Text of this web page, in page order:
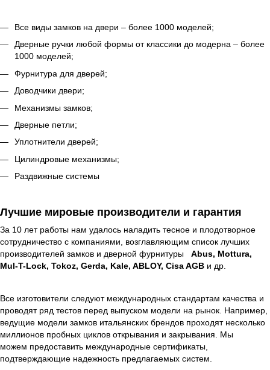
Все виды замков на двери – более 1000 моделей;
Дверные ручки любой формы от классики до модерна – более
1000 моделей;
Фурнитура для дверей;
Доводчики двери;
Механизмы замков;
Дверные петли;
Уплотнители дверей;
Цилиндровые механизмы;
Раздвижные системы
Лучшие мировые производители и гарантия
За 10 лет работы нам удалось наладить тесное и плодотворное
сотрудничество с компаниями, возглавляющим список лучших
производителей замков и дверной фурнитуры
Abus, Mottura,
Mul-T-Lock, Tokoz, Gerda, Kale, ABLOY, Cisa AGB и др.
Все изготовители следуют международных стандартам качества и
проводят ряд тестов перед выпуском модели на рынок. Например,
ведущие модели замков итальянских брендов проходят несколько
миллионов пробных циклов открывания и закрывания. Мы
можем предоставить международные сертификаты,
подтверждающие надежность предлагаемых систем.